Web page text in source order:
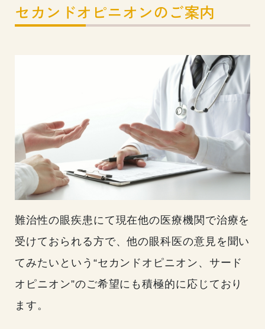
セカンドオピニオンのご案内
難治性の眼疾患にて現在他の医療機関で治療を
受けておられる方で、他の眼科医の意見を聞い
てみたいという“セカンドオピニオン、サード
オピニオン”のご希望にも積極的に応じており
ます。